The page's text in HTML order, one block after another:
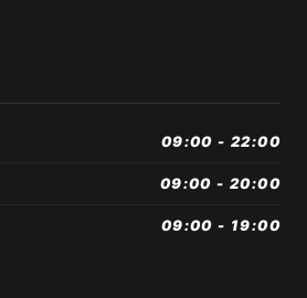
09:00 - 22:00
09:00 - 20:00
09:00 - 19:00